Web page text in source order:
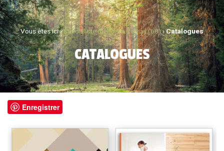
Vous êtes ici ›Spécialiste du bois à Cernay (68)›Catalogues
CATALOGUES
Enregistrer